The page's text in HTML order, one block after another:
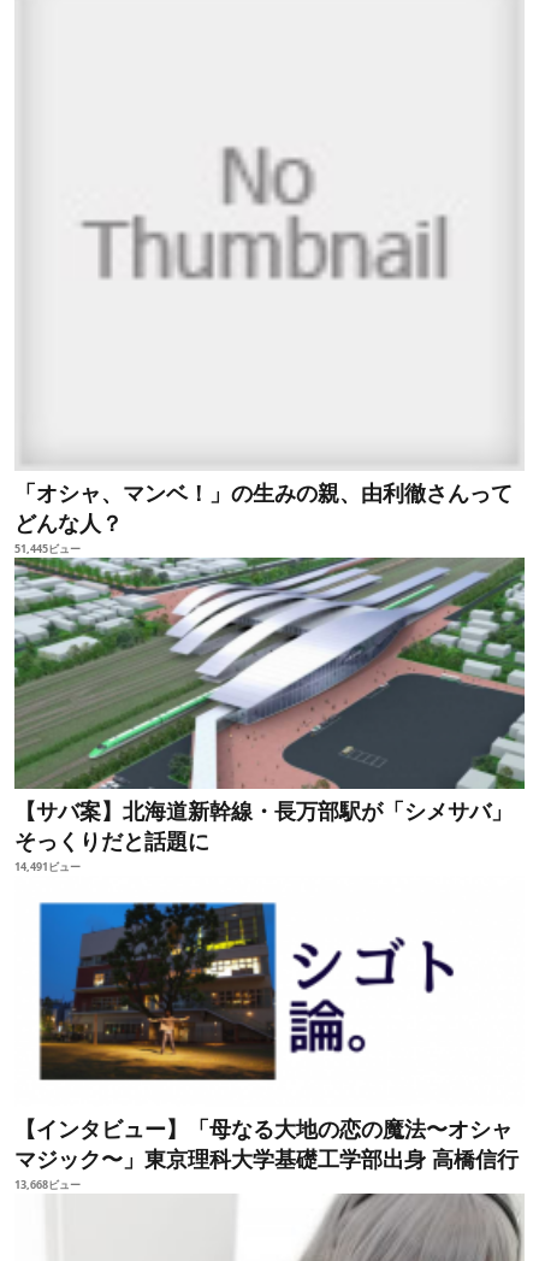
「オシャ、マンベ！」の生みの親、由利徹さんって
どんな人？
51,445ビュー
【サバ案】北海道新幹線・長万部駅が「シメサバ」
そっくりだと話題に
14,491ビュー
【インタビュー】「母なる大地の恋の魔法〜オシャ
マジック〜」東京理科大学基礎工学部出身 高橋信行
13,668ビュー